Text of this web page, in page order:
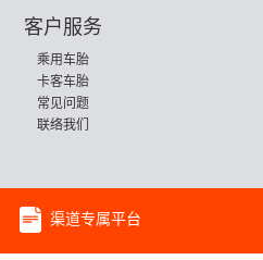
客户服务
乘用车胎
卡客车胎
常见问题
联络我们
渠道专属平台